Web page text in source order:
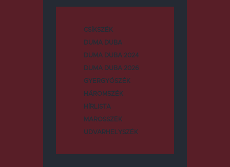
CSÍKSZÉK
DUMA DUBA
DUMA DUBA 2024
DUMA DUBA 2026
GYERGYÓSZÉK
HÁROMSZÉK
HÍRLISTA
MAROSSZÉK
UDVARHELYSZÉK